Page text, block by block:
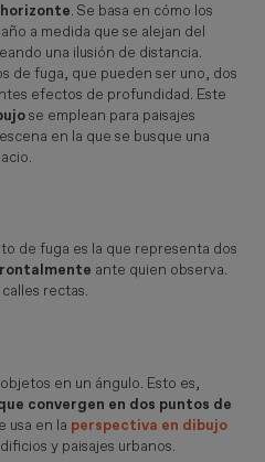
. Se basa en cómo los
a medida que se alejan del
una ilusión de distancia.
de fuga, que pueden ser uno, dos
efectos de profundidad. Este
se emplean para paisajes
en la que se busque una
de fuga es la que representa dos
ante quien observa.
rectas.
en un ángulo. Esto es,
convergen en dos puntos de
usa en la perspectiva en dibujo
y paisajes urbanos.